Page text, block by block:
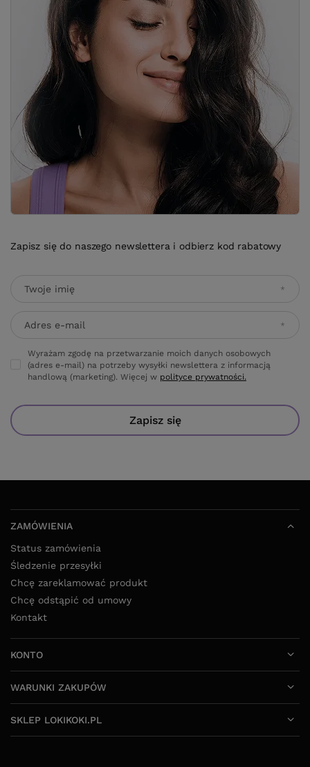
Zapisz się do naszego newslettera i odbierz kod rabatowy
Twoje imię
Adres e-mail
Wyrażam zgodę na przetwarzanie moich danych osobowych
(adres e-mail) na potrzeby wysyłki newslettera z informacją
handlową (marketing). Więcej w polityce prywatności.
Zapisz się
ZAMÓWIENIA
Status zamówienia
Śledzenie przesyłki
Chcę zareklamować produkt
Chcę odstąpić od umowy
Kontakt
KONTO
WARUNKI ZAKUPÓW
SKLEP LOKIKOKI.PL